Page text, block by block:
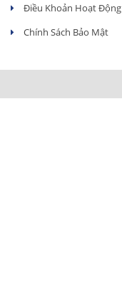
Điều Khoản Hoạt Động
Chính Sách Bảo Mật